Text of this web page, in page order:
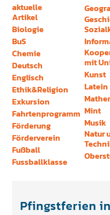
aktuelle
Artikel
Biologie
BuS
Chemie
Deutsch
Englisch
Ethik&Religion
Exkursion
Fahrtenprogramm
Förderung
Förderverein
Fußball
Fussballklasse
mit
Kunst
Latein
Mint
Musik
Natur
Pfingstferien